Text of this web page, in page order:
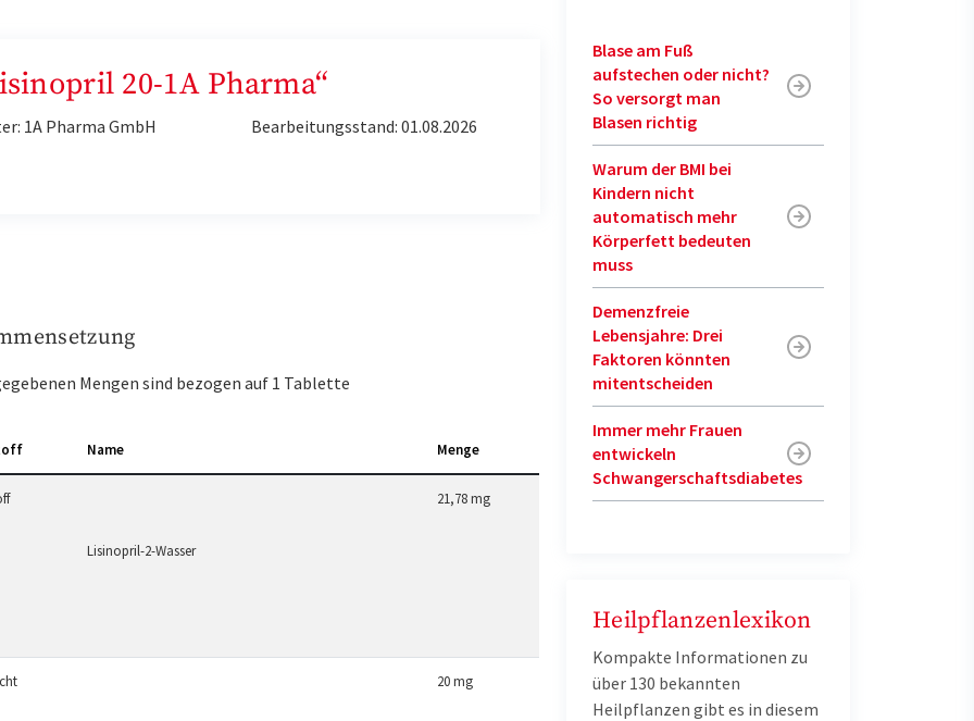
20-1A Pharma“
1A Pharma GmbH Bearbeitungsstand: 01.08.2026
Mengen sind bezogen auf 1 Tablette
Name Menge
Lisinopril-2-Wasser
21,78 mg
20 mg
Blase am Fuß
aufstechen oder nicht?
So versorgt man
Blasen richtig
Warum der BMI bei
Kindern nicht
automatisch mehr
Körperfett bedeuten
muss
Demenzfreie
Lebensjahre: Drei
Faktoren könnten
mitentscheiden
Immer mehr Frauen
entwickeln
Schwangerschaftsdiabetes
Heilpflanzenlexikon
Kompakte Informationen zu
über 130 bekannten
Heilpflanzen gibt es in diesem